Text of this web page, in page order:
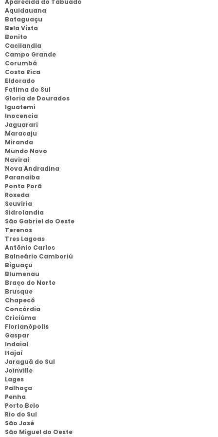
Aparecida do Tabuado
Aquidauana
Bataguaçu
Bela Vista
Bonito
Cacilandia
Campo Grande
Corumbá
Costa Rica
Eldorado
Fatima do Sul
Gloria de Dourados
Iguatemi
Inocencia
Jaguarari
Maracaju
Miranda
Mundo Novo
Naviraí
Nova Andradina
Paranaiba
Ponta Porã
Roxeda
Seuviria
Sidrolandia
São Gabriel do Oeste
Terenos
Tres Lagoas
Antônio Carlos
Balneário Camboriú
Biguaçu
Blumenau
Braço do Norte
Brusque
Chapecó
Concórdia
Criciúma
Florianópolis
Gaspar
Indaial
Itajaí
Jaraguá do Sul
Joinville
Lages
Palhoça
Penha
Porto Belo
Rio do Sul
São José
São Miguel do Oeste